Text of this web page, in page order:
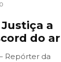
a
do ar
Repórter da